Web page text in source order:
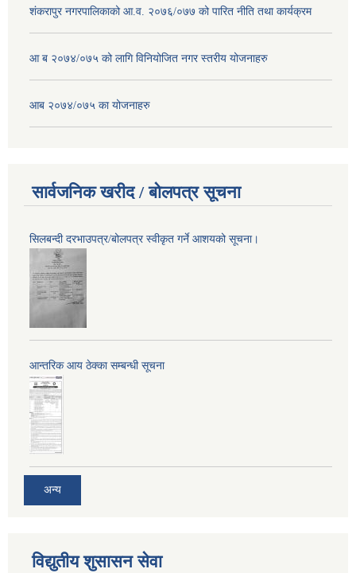
शंकरापुर नगरपालिकाको आ.व. २०७६/०७७ को पारित नीति तथा कार्यक्रम
आ ब २०७४/०७५ को लागि विनियोजित नगर स्तरीय योजनाहरु
आब २०७४/०७५ का योजनाहरु
सार्वजनिक खरीद / बोलपत्र सूचना
सिलबन्दी दरभाउपत्र/बोलपत्र स्वीकृत गर्ने आशयको सूचना।
आन्तरिक आय ठेक्का सम्बन्धी सूचना
अन्य
विद्युतीय शुसासन सेवा